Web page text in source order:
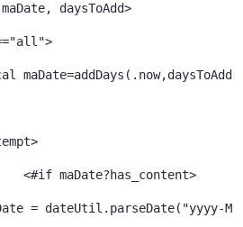
daysToAdd>
			<#if maDate?has_content>
= dateUtil.parseDate("yyyy-